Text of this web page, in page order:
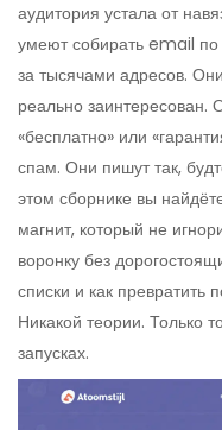
аудитория устала от
умеют собирать email
за тысячами адресов.
реально заинтересован.
«бесплатно» или
спам. Они пишут так,
этом сборнике вы
магнит, который не
воронку без
списки и как превратить
Никакой теории. Только
запусках.